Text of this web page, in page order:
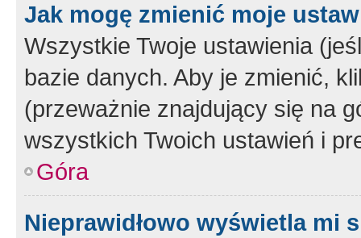
Jak mogę zmienić moje
Wszystkie Twoje ustawienia
bazie danych. Aby je zmienić,
(przeważnie znajdujący się na
wszystkich Twoich ustawień i
Góra
Nieprawidłowo wyświetla mi